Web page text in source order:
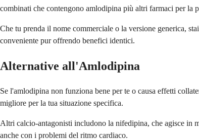
combinati che contengono amlodipina più altri farmaci per la
Che tu prenda il nome commerciale o la versione generica,
conveniente pur offrendo benefici identici.
Alternative all'Amlodipina
Se l'amlodipina non funziona bene per te o causa effetti
migliore per la tua situazione specifica.
Altri calcio-antagonisti includono la nifedipina, che agisce in
anche con i problemi del ritmo cardiaco.